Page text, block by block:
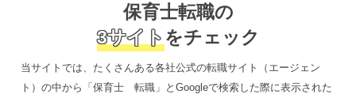
保育士転職の
3サイト をチェック
当サイトでは、たくさんある各社公式の転職サイト（エージェン
ト）の中から「保育士 転職」とGoogleで検索した際に表示された